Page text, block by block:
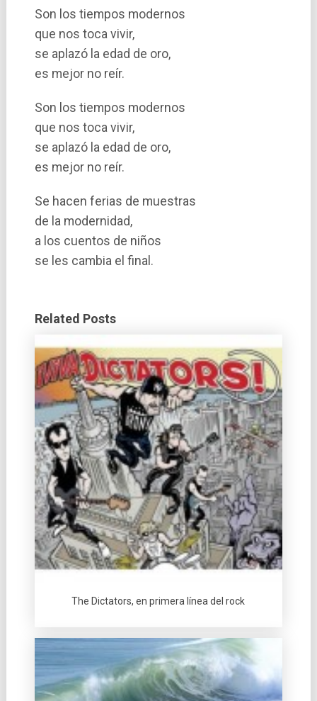
Son los tiempos modernos
que nos toca vivir,
se aplazó la edad de oro,
es mejor no reí­r.
Son los tiempos modernos
que nos toca vivir,
se aplazó la edad de oro,
es mejor no reí­r.
Se hacen ferias de muestras
de la modernidad,
a los cuentos de niños
se les cambia el final.
Related Posts
The Dictators, en primera lí­nea del rock